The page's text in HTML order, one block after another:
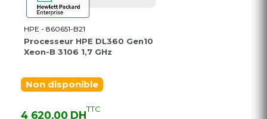
HPE - 860651-B21
Processeur HPE DL360 Gen10
Xeon-B 3106 1,7 GHz
Non disponible
4 620,00 DHTTC